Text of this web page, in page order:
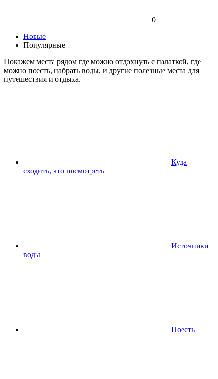
0
Новые
Популярные
Покажем места рядом где можно отдохнуть с палаткой, где
можно поесть, набрать воды, и другие полезные места для
путешествия и отдыха.
Куда
сходить, что посмотреть
Источники
воды
Поесть